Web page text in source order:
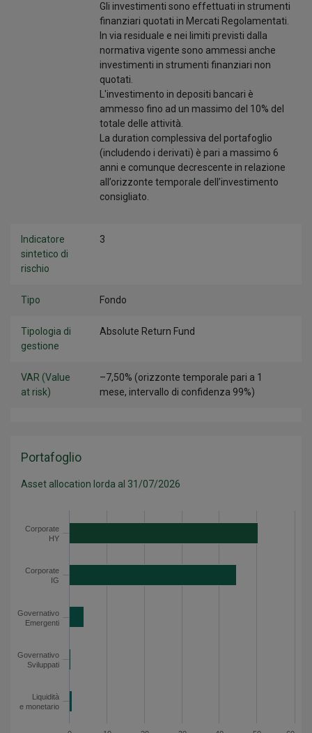
Gli investimenti sono effettuati in strumenti
finanziari quotati in Mercati Regolamentati.
In via residuale e nei limiti previsti dalla
normativa vigente sono ammessi anche
investimenti in strumenti finanziari non
quotati.
L'investimento in depositi bancari è
ammesso fino ad un massimo del 10% del
totale delle attività.
La duration complessiva del portafoglio
(includendo i derivati) è pari a massimo 6
anni e comunque decrescente in relazione
all’orizzonte temporale dell’investimento
consigliato.
Indicatore
sintetico di
rischio
3
Tipo Fondo
Tipologia di
gestione
Absolute Return Fund
VAR (Value
at risk)
–7,50% (orizzonte temporale pari a 1
mese, intervallo di confidenza 99%)
Portafoglio
Asset allocation lorda al 31/07/2026
Asset allocation lorda - Dati del grafico
Corporate HY
Corporate IG
44.6
Governativo Emergenti
3.9
Governativo Sviluppati
0.4
Corporate
HY
Corporate
IG
Governativo
Emergenti
Governativo
Sviluppati
Liquidità
e monetario